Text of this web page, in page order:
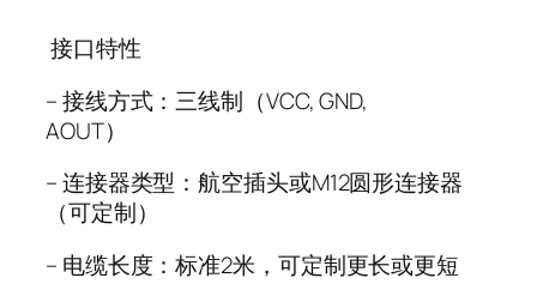
接口特性
–接线方式：三线制（VCC, GND,
AOUT）
–连接器类型：航空插头或M12圆形连接器
（可定制）
– 电缆长度：标准2米，可定制更长或更短